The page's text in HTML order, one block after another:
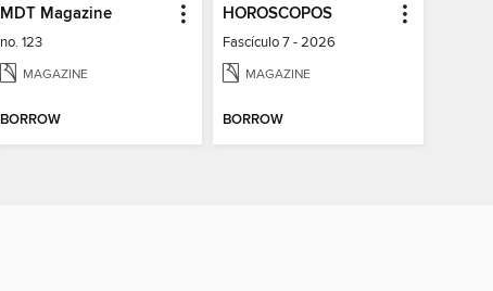
MDT Magazine
no. 123
MAGAZINE
BORROW
HOROSCOPOS
Fascículo 7 - 2026
MAGAZINE
BORROW